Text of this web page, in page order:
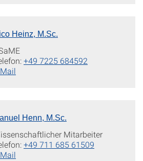
Heinz, M.Sc.
+49 7225 684592
Henn, M.Sc.
Mitarbeiter
+49 711 685 61509